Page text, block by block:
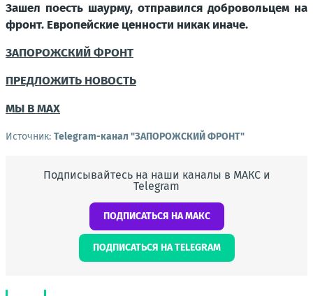
Зашел поесть шаурму, отправился добровольцем на
фронт. Европейские ценности никак иначе.
ЗАПОРОЖСКИЙ ФРОНТ
ПРЕДЛОЖИТЬ НОВОСТЬ
МЫ В MAX
Источник: Telegram-канал "ЗАПОРОЖСКИЙ ФРОНТ"
Подписывайтесь на наши каналы в МАКС и
Telegram
ПОДПИСАТЬСЯ НА МАКС
ПОДПИСАТЬСЯ НА TELEGRAM